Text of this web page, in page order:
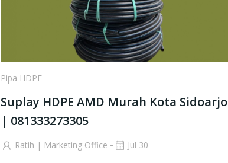
Pipa HDPE
Suplay HDPE AMD Murah Kota Sidoarjo
| 081333273305
Ratih | Marketing Office - Jul 30